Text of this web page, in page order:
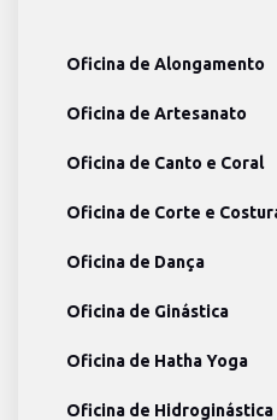
Oficina de Alongamento
Oficina de Artesanato
Oficina de Canto e Coral
Oficina de Corte e
Oficina de Dança
Oficina de Ginástica
Oficina de Hatha Yoga
Oficina de Hidroginástica